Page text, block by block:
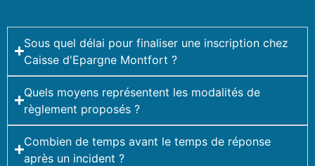
Sous quel délai pour finaliser une inscription chez
Caisse d'Epargne Montfort ?
Quels moyens représentent les modalités de
règlement proposés ?
Combien de temps avant le temps de réponse
après un incident ?